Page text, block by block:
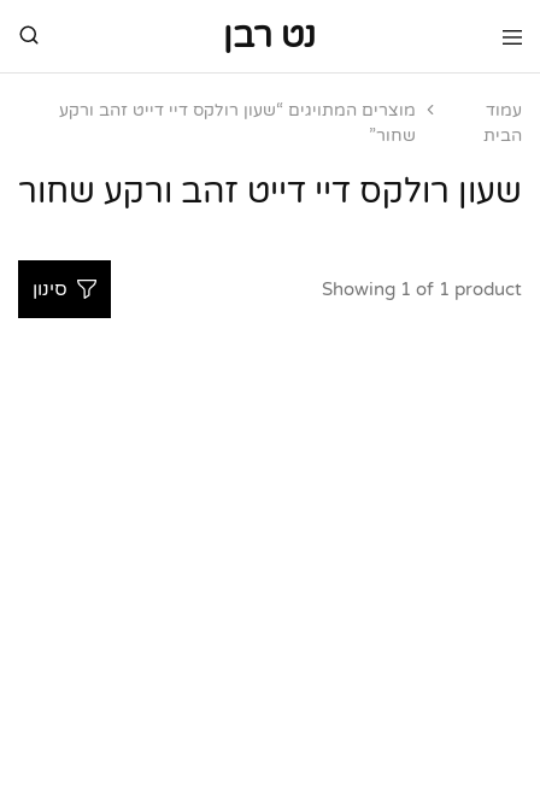
נט רבן
נט
מותגי
יוקרה
מותגי
עמוד
הבית
מוצרים המתויגים “שעון רולקס דיי דייט זהב ורקע
שחור”
שעון רולקס דיי דייט זהב ורקע שחור
Showing 1 of 1 product